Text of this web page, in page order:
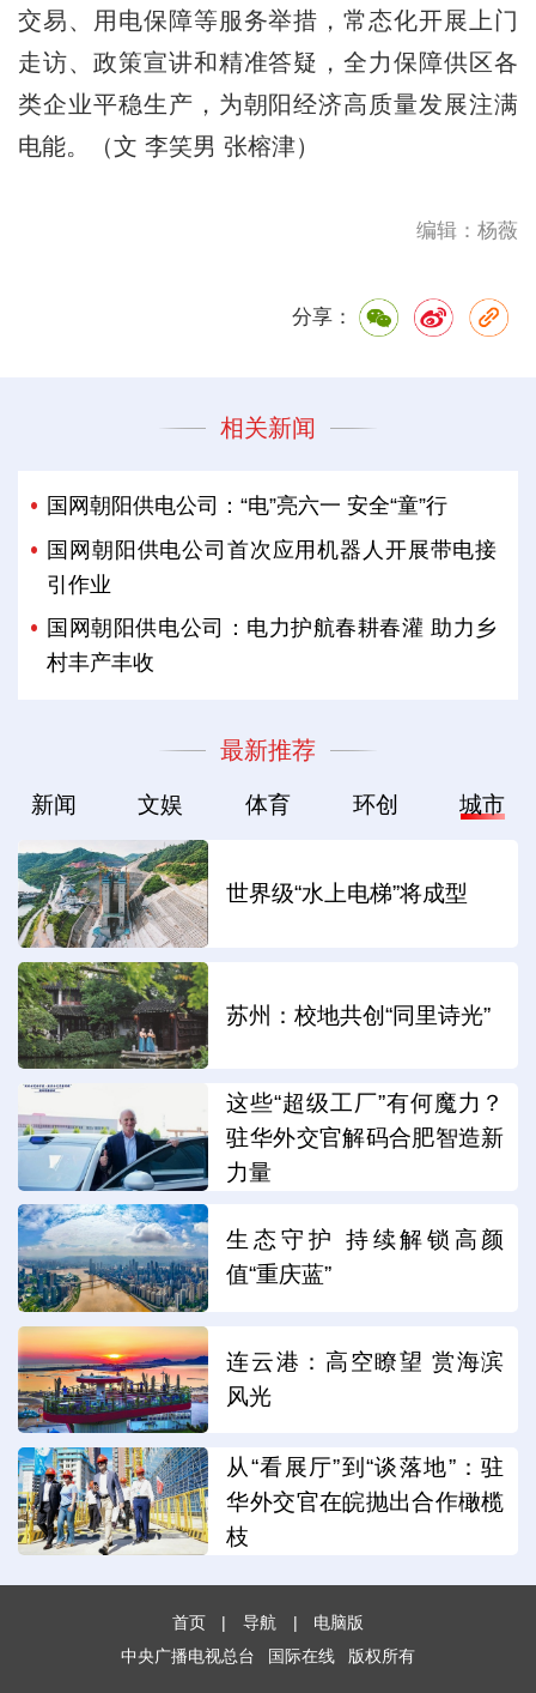
交易、用电保障等服务举措，常态化开展上门
走访、政策宣讲和精准答疑，全力保障供区各
类企业平稳生产，为朝阳经济高质量发展注满
电能。（文 李笑男 张榕津）
编辑：杨薇
分享：
相关新闻
国网朝阳供电公司：“电”亮六一 安全“童”行
国网朝阳供电公司首次应用机器人开展带电接
引作业
国网朝阳供电公司：电力护航春耕春灌 助力乡
村丰产丰收
最新推荐
新闻 文娱 体育 环创 城市
世界级“水上电梯”将成型
苏州：校地共创“同里诗光”
这些“超级工厂”有何魔力？
驻华外交官解码合肥智造新
力量
生态守护 持续解锁高颜
值“重庆蓝”
连云港：高空瞭望 赏海滨
风光
从“看展厅”到“谈落地”：驻
华外交官在皖抛出合作橄榄
枝
首页 | 导航 |
电脑版
中央广播电视总台
国际在线 版权所有